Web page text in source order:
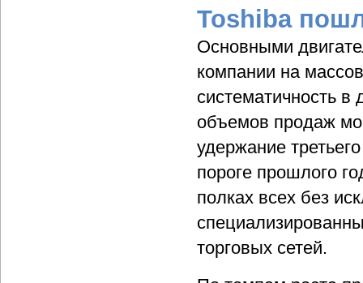
Toshiba
Основными
компании на
систематичность
объемов продаж
удержание
пороге прошлого
полках всех без
торговых сетей.